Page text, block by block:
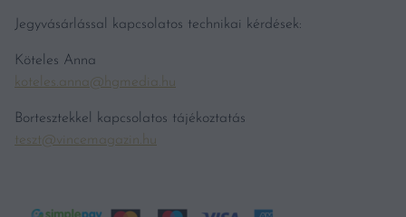
Jegyvásárlással kapcsolatos technikai kérdések:
Köteles Anna
koteles.anna@hgmedia.hu
Bortesztekkel kapcsolatos tájékoztatás
teszt@vincemagazin.hu